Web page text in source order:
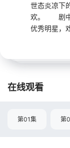
世态炎凉下
欢。 剧中
优秀明星，
在线观看
第01集 第